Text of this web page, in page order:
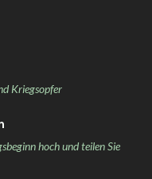
Kriegsopfer
hoch und teilen Sie